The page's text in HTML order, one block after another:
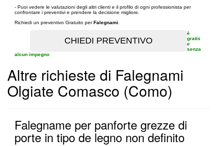
- Puoi vedere le valutazioni degli altri clienti e il profilo di ogni professionista per
confrontare i preventivi e prendere la decisione migliore.
Richiedi un preventivo Gratuito perFalegnami
è
gratis
e
senza
alcun impegno
Altre richieste di Falegnami
Olgiate Comasco (Como)
Falegname per panforte grezze di
porte in tipo de legno non definito